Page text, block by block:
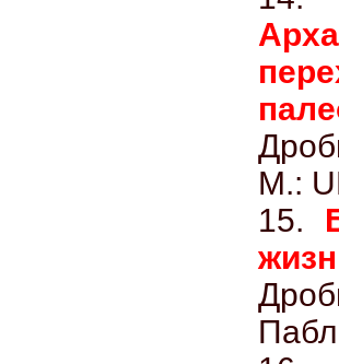
М.:
15.